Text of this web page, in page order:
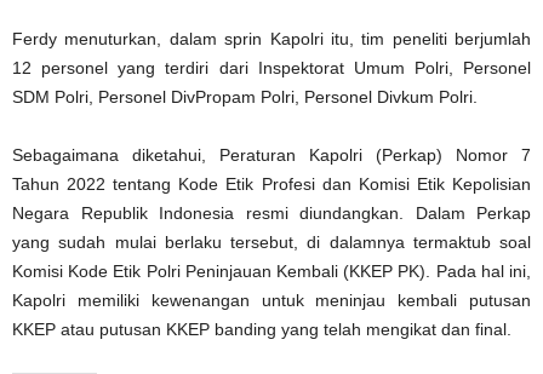
Ferdy menuturkan, dalam sprin Kapolri itu, tim peneliti berjumlah
12 personel yang terdiri dari Inspektorat Umum Polri, Personel
SDM Polri, Personel DivPropam Polri, Personel Divkum Polri.
Sebagaimana diketahui, Peraturan Kapolri (Perkap) Nomor 7
Tahun 2022 tentang Kode Etik Profesi dan Komisi Etik Kepolisian
Negara Republik Indonesia resmi diundangkan. Dalam Perkap
yang sudah mulai berlaku tersebut, di dalamnya termaktub soal
Komisi Kode Etik Polri Peninjauan Kembali (KKEP PK). Pada hal ini,
Kapolri memiliki kewenangan untuk meninjau kembali putusan
KKEP atau putusan KKEP banding yang telah mengikat dan final.